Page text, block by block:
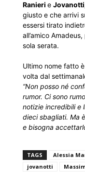
Ranieri e Jovanotti
giusto e che arrivi
essersi tirato
all’amico
sola serata.
Ultimo nome fatto
volta dal
“Non posso né
rumor. Ci sono
notizie incredibili e
dieci sbagliati. Ma
e bisogna
TAGS Alessia
jovanotti